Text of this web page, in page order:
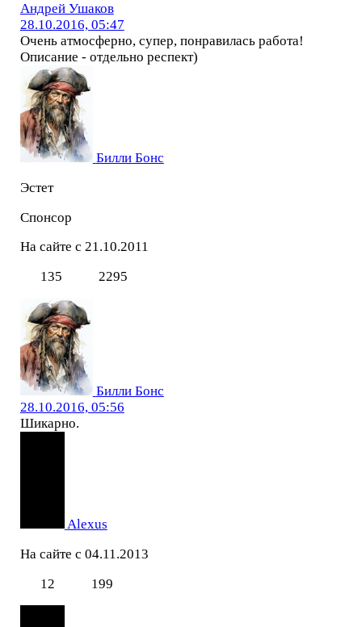
Андрей Ушаков
28.10.2016, 05:47
Очень атмосферно, супер, понравилась работа!
Описание - отдельно респект)
Билли Бонс
Эстет
Спонсор
На сайте с 21.10.2011
135
2295
Билли Бонс
28.10.2016, 05:56
Шикарно.
Alexus
На сайте с 04.11.2013
12
199